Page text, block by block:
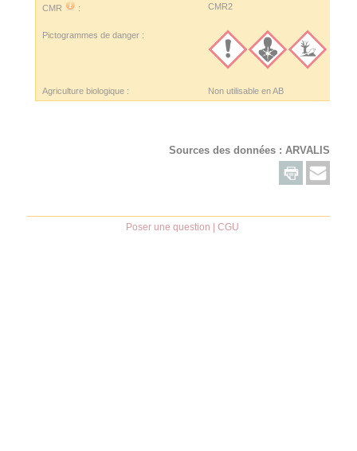
CMR : CMR2
Pictogrammes de danger :
Agriculture biologique : Non utilisable en AB
Sources des données : ARVALIS
Poser une question | CGU